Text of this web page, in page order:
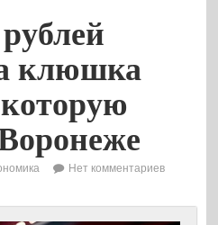
клюшка
Нет комментариев